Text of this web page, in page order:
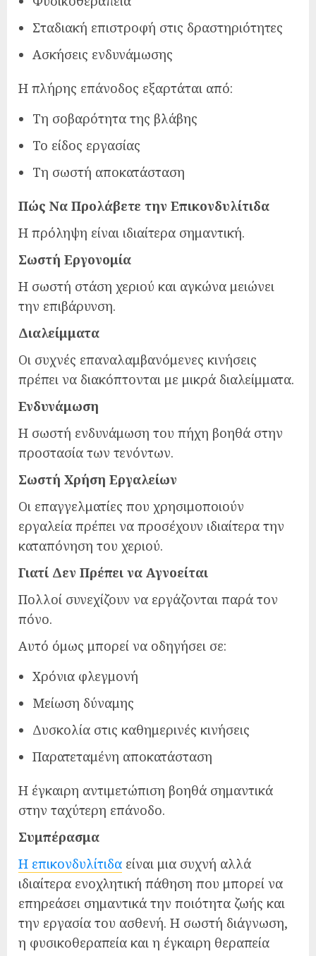
Σταδιακή επιστροφή στις δραστηριότητες
Ασκήσεις ενδυνάμωσης
Η πλήρης επάνοδος εξαρτάται από:
Τη σοβαρότητα της βλάβης
Το είδος εργασίας
Τη σωστή αποκατάσταση
Πώς Να Προλάβετε την Επικονδυλίτιδα
Η πρόληψη είναι ιδιαίτερα σημαντική.
Σωστή Εργονομία
Η σωστή στάση χεριού και αγκώνα μειώνει
την επιβάρυνση.
Διαλείμματα
Οι συχνές επαναλαμβανόμενες κινήσεις
πρέπει να διακόπτονται με μικρά διαλείμματα.
Ενδυνάμωση
Η σωστή ενδυνάμωση του πήχη βοηθά στην
προστασία των τενόντων.
Σωστή Χρήση Εργαλείων
Οι επαγγελματίες που χρησιμοποιούν
εργαλεία πρέπει να προσέχουν ιδιαίτερα την
καταπόνηση του χεριού.
Γιατί Δεν Πρέπει να Αγνοείται
Πολλοί συνεχίζουν να εργάζονται παρά τον
πόνο.
Αυτό όμως μπορεί να οδηγήσει σε:
Χρόνια φλεγμονή
Μείωση δύναμης
Δυσκολία στις καθημερινές κινήσεις
Παρατεταμένη αποκατάσταση
Η έγκαιρη αντιμετώπιση βοηθά σημαντικά
στην ταχύτερη επάνοδο.
Συμπέρασμα
Η επικονδυλίτιδα είναι μια συχνή αλλά
ιδιαίτερα ενοχλητική πάθηση που μπορεί να
επηρεάσει σημαντικά την ποιότητα ζωής και
την εργασία του ασθενή. Η σωστή διάγνωση,
η φυσικοθεραπεία και η έγκαιρη θεραπεία